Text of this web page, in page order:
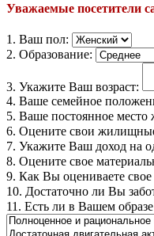
Уважаемые посетители
1. Ваш пол:
2. Образование:
3. Укажите Ваш возраст:
4. Ваше семейное
5. Ваше постоянное место
6. Оцените свои
7. Укажите Ваш доход на
8. Оцените свое
9. Как Вы оцениваете свое
10. Достаточно ли Вы
11. Есть ли в Вашем